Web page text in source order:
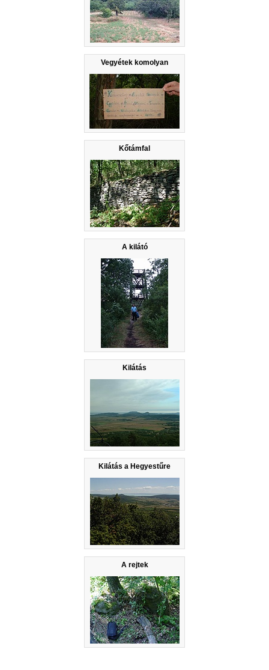
Vegyétek komolyan
Kőtámfal
A kilátó
Kilátás
Kilátás a Hegyestűre
A rejtek